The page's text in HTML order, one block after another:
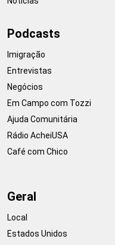
Podcasts
Imigração
Entrevistas
Negócios
Em Campo com Tozzi
Ajuda Comunitária
Rádio AcheiUSA
Café com Chico
Geral
Local
Estados Unidos